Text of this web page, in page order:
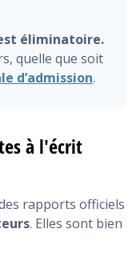
éliminatoire.
quelle que soit
d’admission.
à l'écrit
rapports officiels
. Elles sont bien